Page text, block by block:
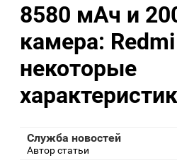
8580 мАч и
камера:
некоторые
Служба новостей
Автор статьи